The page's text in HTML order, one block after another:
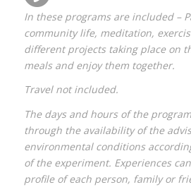
In these programs are included –
community life, meditation,
different projects taking place on
meals and enjoy them together.
Travel not included.
The days and hours of the
through the availability of the
environmental conditions
of the experiment. Experiences
profile of each person, family or